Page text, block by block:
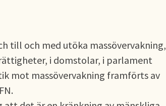
till och med utöka massövervakning,
i domstolar, i parlament
mot massövervakning framförts av